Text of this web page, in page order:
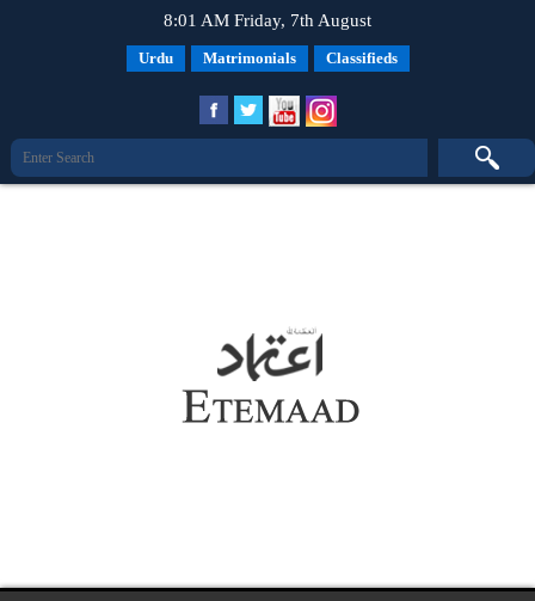
8:01 AM Friday, 7th August
Urdu Matrimonials Classifieds